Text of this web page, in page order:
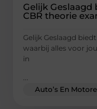
Gelijk
CBR theorie
Gelijk Geslaagd
waarbij alles voor
in
...
Auto’s En